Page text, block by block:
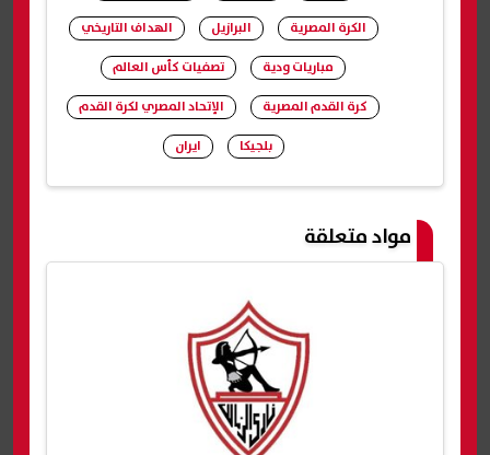
الكرة المصرية
البرازيل
الهداف التاريخي
مباريات ودية
تصفيات كأس العالم
كرة القدم المصرية
الإتحاد المصري لكرة القدم
بلجيكا
ايران
مواد متعلقة